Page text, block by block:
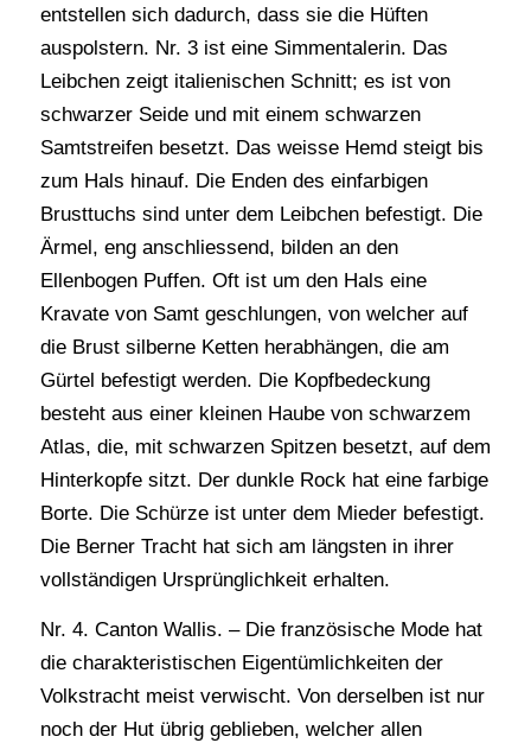
entstellen sich dadurch, dass sie die Hüften
auspolstern. Nr. 3 ist eine Simmentalerin. Das
Leibchen zeigt italienischen Schnitt; es ist von
schwarzer Seide und mit einem schwarzen
Samtstreifen besetzt. Das weisse Hemd steigt bis
zum Hals hinauf. Die Enden des einfarbigen
Brusttuchs sind unter dem Leibchen befestigt. Die
Ärmel, eng anschliessend, bilden an den
Ellenbogen Puffen. Oft ist um den Hals eine
Kravate von Samt geschlungen, von welcher auf
die Brust silberne Ketten herabhängen, die am
Gürtel befestigt werden. Die Kopfbedeckung
besteht aus einer kleinen Haube von schwarzem
Atlas, die, mit schwarzen Spitzen besetzt, auf dem
Hinterkopfe sitzt. Der dunkle Rock hat eine farbige
Borte. Die Schürze ist unter dem Mieder befestigt.
Die Berner Tracht hat sich am längsten in ihrer
vollständigen Ursprünglichkeit erhalten.
Nr. 4. Canton Wallis. – Die französische Mode hat
die charakteristischen Eigentümlichkeiten der
Volkstracht meist verwischt. Von derselben ist nur
noch der Hut übrig geblieben, welcher allen